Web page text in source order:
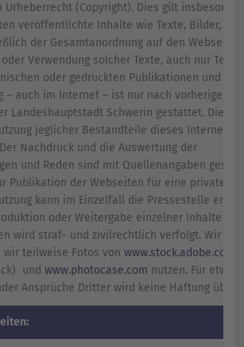
Urheberrecht (Copyright). Dies gilt
veröffentlichte Inhalte wie Texte, Bilder,
der Gesamtanordnung auf den
Verwendung solcher Texte, auch nur Teile
oder gedruckten Publikationen und
– auch im Internet – ist nur nach vorheriger
Landeshauptstadt Schwerin gestattet. Die
jeglicher Bestandteile dieses
Nachdruck und die Auswertung der
und Reden sind mit Quellenangaben
Publikation der Webseiten für eine private,
kann im Einzelfall die Pressestelle
oder Weitergabe einzelner Inhalte
wird straf- und zivilrechtlich verfolgt. Wir
wir teilweise Fotos von www.stock.adobe.com
und www.photocase.com nutzen. Für
Ansprüche Dritter wird keine Haftung